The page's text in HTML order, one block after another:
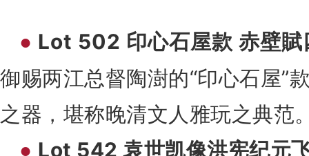
● Lot 502 印心石屋款 赤壁賦
御赐两江总督陶澍的“印心石屋”
之器，堪称晚清文人雅玩之典范
● Lot 542 袁世凯像洪宪纪元